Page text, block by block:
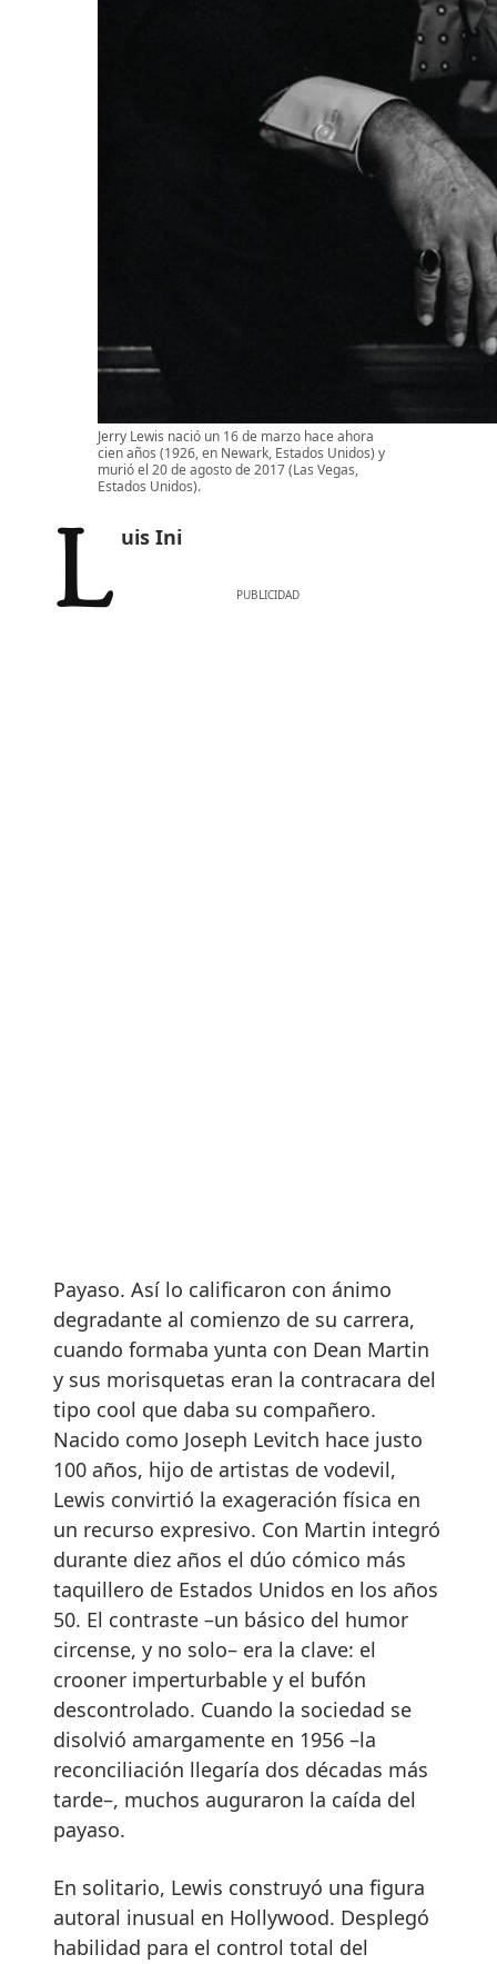
Jerry Lewis nació un 16 de marzo hace ahora
cien años (1926, en Newark, Estados Unidos) y
murió el 20 de agosto de 2017 (Las Vegas,
Estados Unidos).
Luis Ini
Payaso. Así lo calificaron con ánimo
degradante al comienzo de su carrera,
cuando formaba yunta con Dean Martin
y sus morisquetas eran la contracara del
tipo cool que daba su compañero.
Nacido como Joseph Levitch hace justo
100 años, hijo de artistas de vodevil,
Lewis convirtió la exageración física en
un recurso expresivo. Con Martin integró
durante diez años el dúo cómico más
taquillero de Estados Unidos en los años
50. El contraste –un básico del humor
circense, y no solo– era la clave: el
crooner imperturbable y el bufón
descontrolado. Cuando la sociedad se
disolvió amargamente en 1956 –la
reconciliación llegaría dos décadas más
tarde–, muchos auguraron la caída del
payaso.
En solitario, Lewis construyó una figura
autoral inusual en Hollywood. Desplegó
habilidad para el control total del